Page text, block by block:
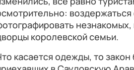
королевской семьи.
касается одежды, то